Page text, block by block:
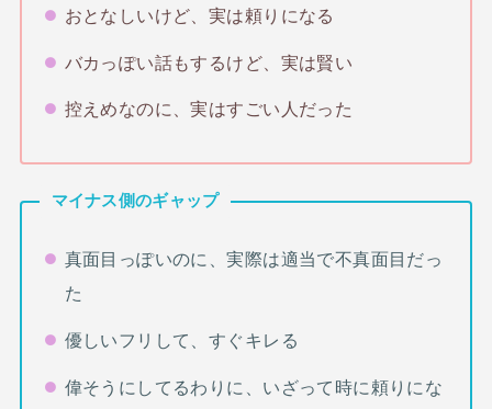
おとなしいけど、実は頼りになる
バカっぽい話もするけど、実は賢い
控えめなのに、実はすごい人だった
マイナス側のギャップ
真面目っぽいのに、実際は適当で不真面目だっ
た
優しいフリして、すぐキレる
偉そうにしてるわりに、いざって時に頼りにな